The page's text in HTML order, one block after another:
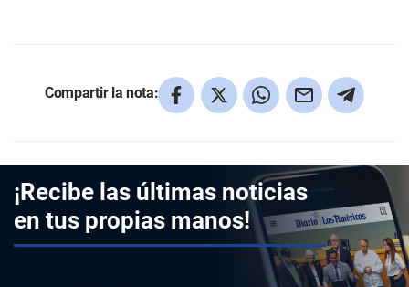
Compartir la nota:
¡Recibe las últimas noticias
en tus propias manos!